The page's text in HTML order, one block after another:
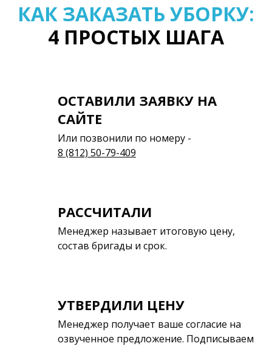
КАК ЗАКАЗАТЬ УБОРКУ:
4 ПРОСТЫХ ШАГА
ОСТАВИЛИ ЗАЯВКУ НА
САЙТЕ
Или позвонили по номеру -
8 (812) 50-79-409
РАССЧИТАЛИ
Менеджер называет итоговую цену,
состав бригады и срок.
УТВЕРДИЛИ ЦЕНУ
Менеджер получает ваше согласие на
озвученное предложение. Подписываем